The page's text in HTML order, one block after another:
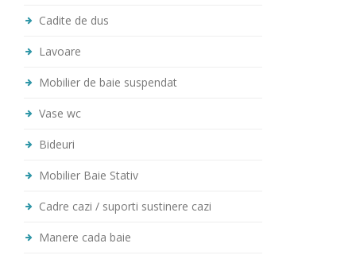
Cadite de dus
Lavoare
Mobilier de baie suspendat
Vase wc
Bideuri
Mobilier Baie Stativ
Cadre cazi / suporti sustinere cazi
Manere cada baie